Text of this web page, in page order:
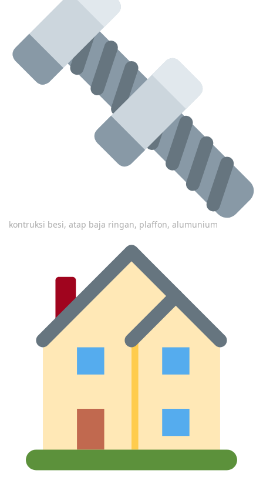
kontruksi besi, atap baja ringan, plaffon, alumunium